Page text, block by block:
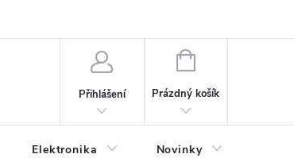
Přihlášení
NÁKUPNÍ
Prázdný košík
Elektronika Novinky